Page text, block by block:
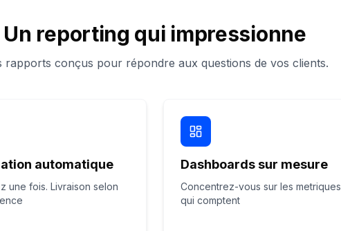
Un reporting qui impressionne
rapports conçus pour répondre aux questions de vos clients.
automatique
une fois. Livraison selon
Dashboards sur mesure
Concentrez-vous sur les metriques
qui comptent